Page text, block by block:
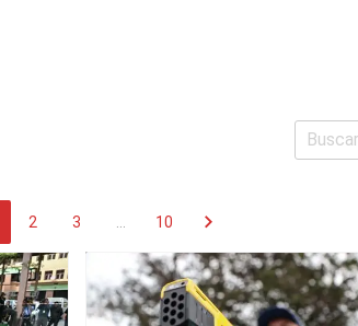
2 3 10 chevron_right